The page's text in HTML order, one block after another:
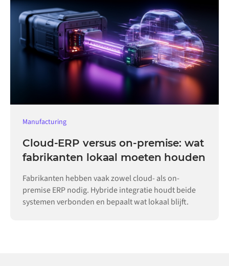
Manufacturing
Cloud-ERP versus on-premise: wat
fabrikanten lokaal moeten houden
Fabrikanten hebben vaak zowel cloud- als on-
premise ERP nodig. Hybride integratie houdt beide
systemen verbonden en bepaalt wat lokaal blijft.